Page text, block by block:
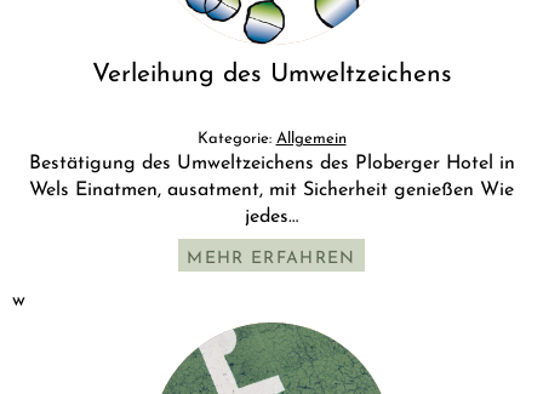
Verleihung des Umweltzeichens
Kategorie: Allgemein
Bestätigung des Umweltzeichens des Ploberger Hotel in
Wels Einatmen, ausatment, mit Sicherheit genießen Wie
jedes…
MEHR ERFAHREN
w